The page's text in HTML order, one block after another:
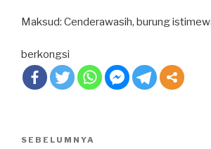
Maksud: Cenderawasih, burung
berkongsi
Post
Previous
SEBELUMNYA